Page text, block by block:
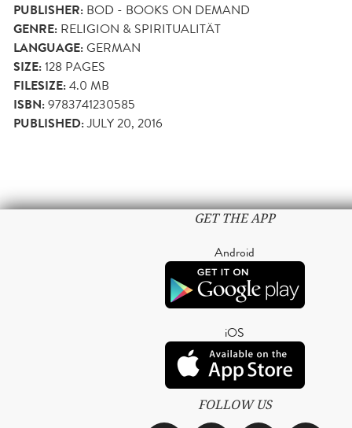
PUBLISHER: BOD - BOOKS ON DEMAND
GENRE: RELIGION & SPIRITUALITÄT
LANGUAGE:GERMAN
SIZE:128 PAGES
FILESIZE:4.0 MB
ISBN:9783741230585
PUBLISHED:JULY 20, 2016
GET THE APP
Android
iOS
FOLLOW US